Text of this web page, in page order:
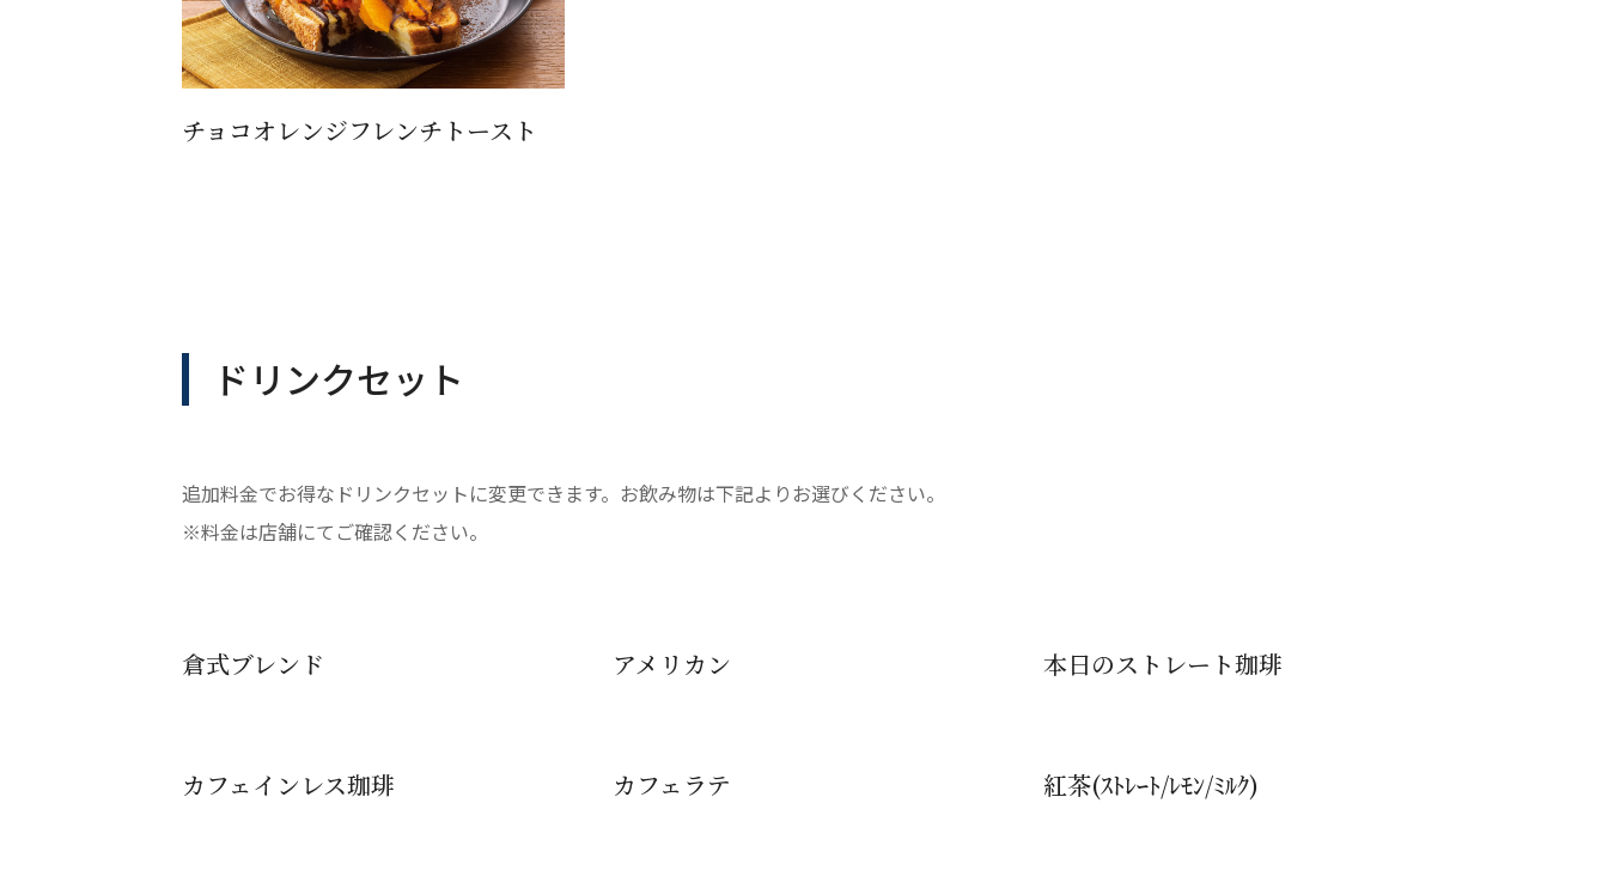
チョコオレンジフレンチトースト
ドリンクセット
追加料金でお得なドリンクセットに変更できます。お飲み物は下記よりお選びください。
※料金は店舗にてご確認ください。
倉式ブレンド アメリカン 本日のストレート珈琲
カフェインレス珈琲 カフェラテ 紅茶(ｽﾄﾚｰﾄ/ﾚﾓﾝ/ﾐﾙｸ)